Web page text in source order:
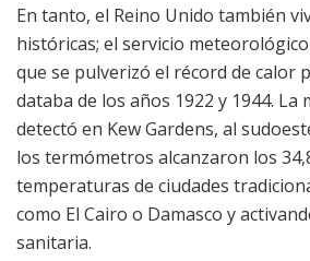
En tanto, el Reino Unido también
históricas; el servicio
que se pulverizó el récord de calor
databa de los años 1922 y 1944. La
detectó en Kew Gardens, al
los termómetros alcanzaron los
temperaturas de ciudades
como El Cairo o Damasco y
sanitaria.